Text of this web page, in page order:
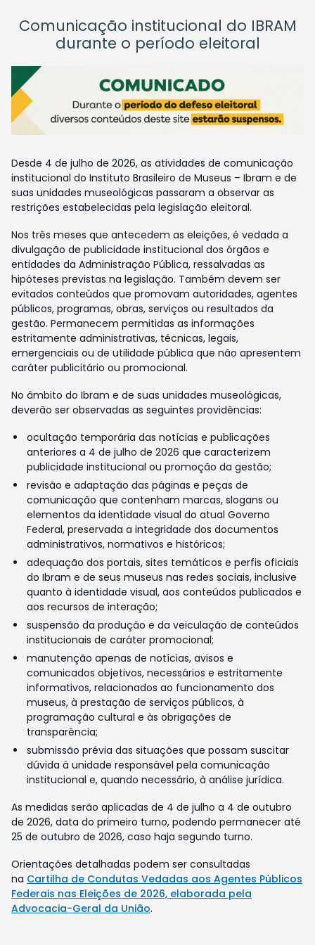
Comunicação institucional do IBRAM
durante o período eleitoral
Desde 4 de julho de 2026, as atividades de comunicação
institucional do Instituto Brasileiro de Museus – Ibram e de
suas unidades museológicas passaram a observar as
restrições estabelecidas pela legislação eleitoral.
Nos três meses que antecedem as eleições, é vedada a
divulgação de publicidade institucional dos órgãos e
entidades da Administração Pública, ressalvadas as
hipóteses previstas na legislação. Também devem ser
evitados conteúdos que promovam autoridades, agentes
públicos, programas, obras, serviços ou resultados da
gestão. Permanecem permitidas as informações
estritamente administrativas, técnicas, legais,
emergenciais ou de utilidade pública que não apresentem
caráter publicitário ou promocional.
No âmbito do Ibram e de suas unidades museológicas,
deverão ser observadas as seguintes providências:
ocultação temporária das notícias e publicações
anteriores a 4 de julho de 2026 que caracterizem
publicidade institucional ou promoção da gestão;
revisão e adaptação das páginas e peças de
comunicação que contenham marcas, slogans ou
elementos da identidade visual do atual Governo
Federal, preservada a integridade dos documentos
administrativos, normativos e históricos;
adequação dos portais, sites temáticos e perfis oficiais
do Ibram e de seus museus nas redes sociais, inclusive
quanto à identidade visual, aos conteúdos publicados e
aos recursos de interação;
suspensão da produção e da veiculação de conteúdos
institucionais de caráter promocional;
manutenção apenas de notícias, avisos e
comunicados objetivos, necessários e estritamente
informativos, relacionados ao funcionamento dos
museus, à prestação de serviços públicos, à
programação cultural e às obrigações de
transparência;
submissão prévia das situações que possam suscitar
dúvida à unidade responsável pela comunicação
institucional e, quando necessário, à análise jurídica.
As medidas serão aplicadas de 4 de julho a 4 de outubro
de 2026, data do primeiro turno, podendo permanecer até
25 de outubro de 2026, caso haja segundo turno.
Orientações detalhadas podem ser consultadas
na Cartilha de Condutas Vedadas aos Agentes Públicos
Federais nas Eleições de 2026, elaborada pela
Advocacia-Geral da União.